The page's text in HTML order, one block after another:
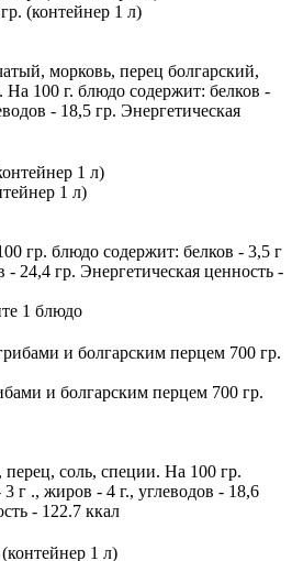
(контейнер 1 л)
морковь, перец болгарский,
На 100 г. блюдо содержит: белков -
- 18,5 гр. Энергетическая
1 л)
гр. блюдо содержит: белков - 3,5 г
- 24,4 гр. Энергетическая ценность -
1 блюдо
и болгарским перцем 700 гр.
соль, специи. На 100 гр.
г ., жиров - 4 г., углеводов - 18,6
- 122.7 ккал